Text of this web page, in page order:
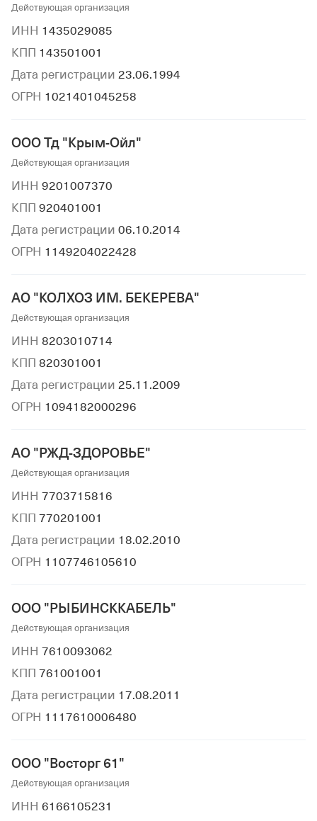
Действующая организация
ИНН 1435029085
КПП 143501001
Дата регистрации 23.06.1994
ОГРН 1021401045258
ООО Тд "Крым-Ойл"
Действующая организация
ИНН 9201007370
КПП 920401001
Дата регистрации 06.10.2014
ОГРН 1149204022428
АО "КОЛХОЗ ИМ. БЕКЕРЕВА"
Действующая организация
ИНН 8203010714
КПП 820301001
Дата регистрации 25.11.2009
ОГРН 1094182000296
АО "РЖД-ЗДОРОВЬЕ"
Действующая организация
ИНН 7703715816
КПП 770201001
Дата регистрации 18.02.2010
ОГРН 1107746105610
ООО "РЫБИНСККАБЕЛЬ"
Действующая организация
ИНН 7610093062
КПП 761001001
Дата регистрации 17.08.2011
ОГРН 1117610006480
ООО "Восторг 61"
Действующая организация
ИНН 6166105231